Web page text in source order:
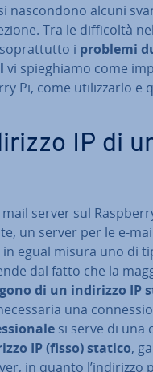
na­scon­do­no alcuni
Tra le dif­fi­col­tà
i problemi
vi spie­ghia­mo come
Pi, come uti­liz­zar­lo e
IP di
server sul
un server per le e-
egual misura uno di
dal fatto che la
di un indirizzo IP
una
si serve di una
IP (fisso) statico,
in quanto l’indirizzo